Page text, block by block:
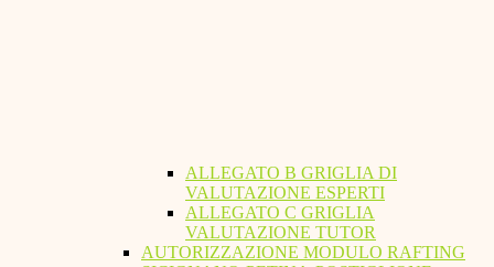
ALLEGATO B GRIGLIA DI
VALUTAZIONE ESPERTI
ALLEGATO C GRIGLIA
VALUTAZIONE TUTOR
AUTORIZZAZIONE MODULO RAFTING